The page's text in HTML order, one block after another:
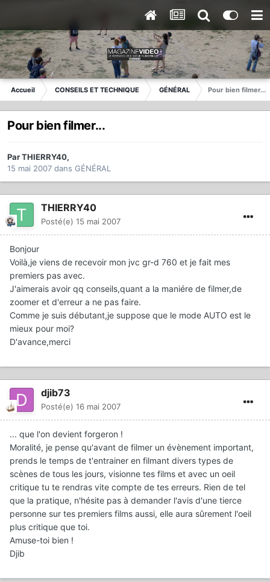
Accueil CONSEILS ET TECHNIQUE GÉNÉRAL Pour bien filmer...
Pour bien filmer...
ParTHIERRY40,
15 mai 2007 dans GÉNÉRAL
THIERRY40
Posté(e) 15 mai 2007
Bonjour
Voilà,je viens de recevoir mon jvc gr-d 760 et je fait mes
premiers pas avec.
J'aimerais avoir qq conseils,quant a la maniére de filmer,de
zoomer et d'erreur a ne pas faire.
Comme je suis débutant,je suppose que le mode AUTO est le
mieux pour moi?
D'avance,merci
djib73
Posté(e) 16 mai 2007
... que l'on devient forgeron !
Moralité, je pense qu'avant de filmer un évènement important,
prends le temps de t'entrainer en filmant divers types de
scènes de tous les jours, visionne tes films et avec un oeil
critique tu te rendras vite compte de tes erreurs. Rien de tel
que la pratique, n'hésite pas à demander l'avis d'une tierce
personne sur tes premiers films aussi, elle aura sûrement l'oeil
plus critique que toi.
Amuse-toi bien !
Djib